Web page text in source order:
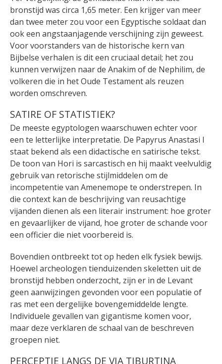
bronstijd was circa 1,65 meter. Een krijger van meer
dan twee meter zou voor een Egyptische soldaat dan
ook een angstaanjagende verschijning zijn geweest.
Voor voorstanders van de historische kern van
Bijbelse verhalen is dit een cruciaal detail; het zou
kunnen verwijzen naar de Anakim of de Nephilim, de
volkeren die in het Oude Testament als reuzen
worden omschreven.
SATIRE OF STATISTIEK?
De meeste egyptologen waarschuwen echter voor
een te letterlijke interpretatie. De Papyrus Anastasi I
staat bekend als een didactische en satirische tekst.
De toon van Hori is sarcastisch en hij maakt veelvuldig
gebruik van retorische stijlmiddelen om de
incompetentie van Amenemope te onderstrepen. In
die context kan de beschrijving van reusachtige
vijanden dienen als een literair instrument: hoe groter
en gevaarlijker de vijand, hoe groter de schande voor
een officier die niet voorbereid is.
Bovendien ontbreekt tot op heden elk fysiek bewijs.
Hoewel archeologen tienduizenden skeletten uit de
bronstijd hebben onderzocht, zijn er in de Levant
geen aanwijzingen gevonden voor een populatie of
ras met een dergelijke bovengemiddelde lengte.
Individuele gevallen van gigantisme komen voor,
maar deze verklaren de schaal van de beschreven
groepen niet.
PERCEPTIE LANGS DE VIA TIBURTINA